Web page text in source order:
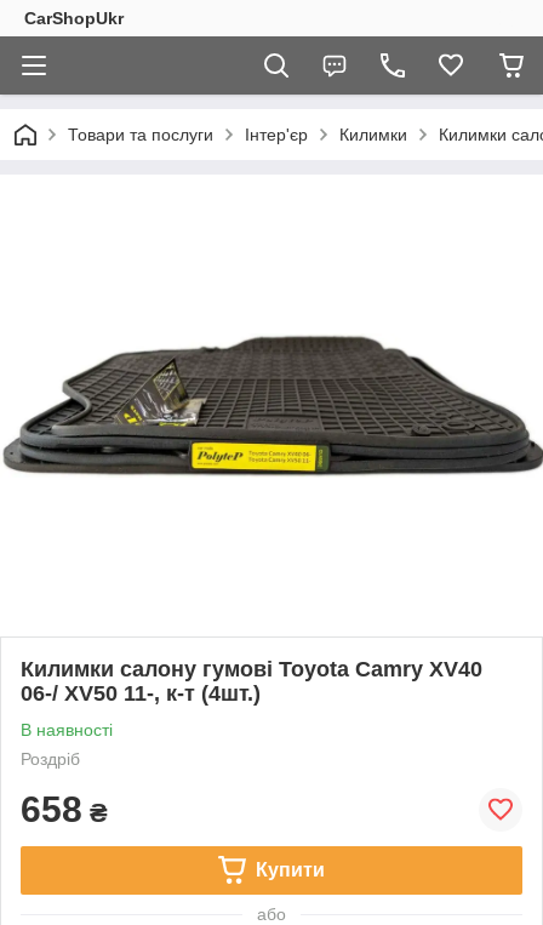
CarShopUkr
Товари та послуги Інтер'єр Килимки Килимки
Килимки салону гумові Toyota Camry XV40
06-/ XV50 11-, к-т (4шт.)
В наявності
Роздріб
658 ₴
Купити
або